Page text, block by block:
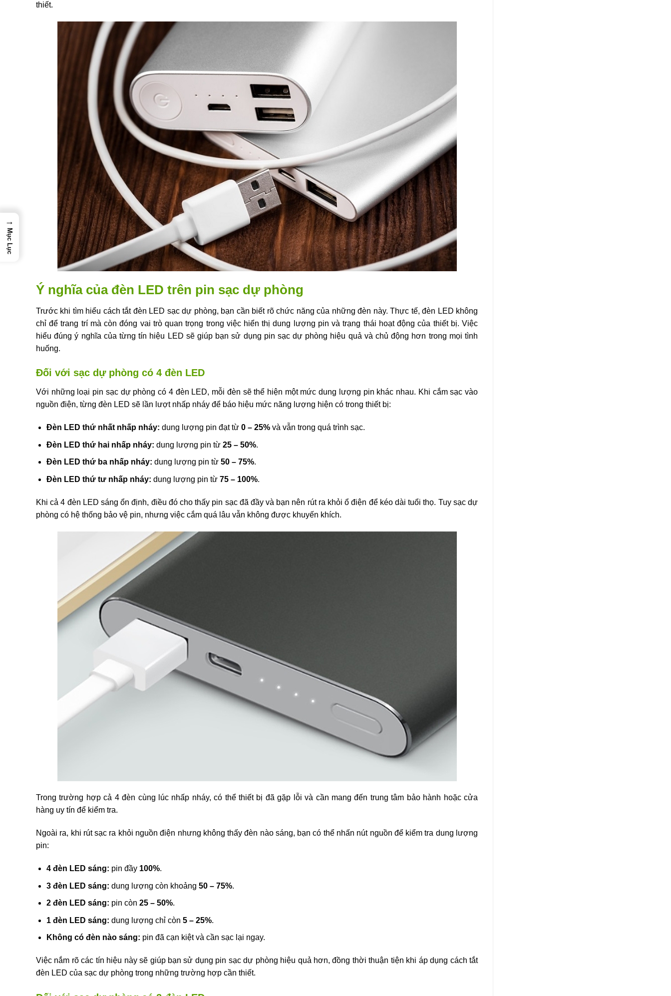
thiết.
Ý nghĩa của đèn LED trên pin sạc dự phòng
Trước khi tìm hiểu cách tắt đèn LED sạc dự phòng, bạn cần biết rõ chức năng của những đèn này. Thực tế, đèn LED không
chỉ để trang trí mà còn đóng vai trò quan trọng trong việc hiển thị dung lượng pin và trạng thái hoạt động của thiết bị. Việc
hiểu đúng ý nghĩa của từng tín hiệu LED sẽ giúp bạn sử dụng pin sạc dự phòng hiệu quả và chủ động hơn trong mọi tình
huống.
Đối với sạc dự phòng có 4 đèn LED
Với những loại pin sạc dự phòng có 4 đèn LED, mỗi đèn sẽ thể hiện một mức dung lượng pin khác nhau. Khi cắm sạc vào
nguồn điện, từng đèn LED sẽ lần lượt nhấp nháy để báo hiệu mức năng lượng hiện có trong thiết bị:
Đèn LED thứ nhất nhấp nháy: dung lượng pin đạt từ 0 – 25%và vẫn trong quá trình sạc.
Đèn LED thứ hai nhấp nháy: dung lượng pin từ 25 – 50%.
Đèn LED thứ ba nhấp nháy: dung lượng pin từ 50 – 75%.
Đèn LED thứ tư nhấp nháy: dung lượng pin từ 75 – 100%.
Khi cả 4 đèn LED sáng ổn định, điều đó cho thấy pin sạc đã đầy và bạn nên rút ra khỏi ổ điện để kéo dài tuổi thọ. Tuy sạc dự
phòng có hệ thống bảo vệ pin, nhưng việc cắm quá lâu vẫn không được khuyến khích.
Trong trường hợp cả 4 đèn cùng lúc nhấp nháy, có thể thiết bị đã gặp lỗi và cần mang đến trung tâm bảo hành hoặc cửa
hàng uy tín để kiểm tra.
Ngoài ra, khi rút sạc ra khỏi nguồn điện nhưng không thấy đèn nào sáng, bạn có thể nhấn nút nguồn để kiểm tra dung lượng
pin:
4 đèn LED sáng: pin đầy 100%.
3 đèn LED sáng: dung lượng còn khoảng 50 – 75%.
2 đèn LED sáng: pin còn 25 – 50%.
1 đèn LED sáng: dung lượng chỉ còn 5 – 25%.
Không có đèn nào sáng: pin đã cạn kiệt và cần sạc lại ngay.
Việc nắm rõ các tín hiệu này sẽ giúp bạn sử dụng pin sạc dự phòng hiệu quả hơn, đồng thời thuận tiện khi áp dụng cách tắt
đèn LED của sạc dự phòng trong những trường hợp cần thiết.
→
Mục Lục